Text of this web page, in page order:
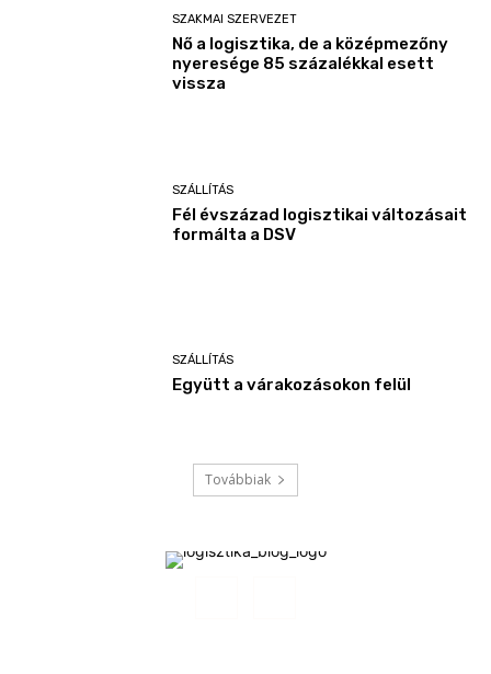
SZAKMAI SZERVEZET
Nő a logisztika, de a középmezőny
nyeresége 85 százalékkal esett
vissza
SZÁLLÍTÁS
Fél évszázad logisztikai változásait
formálta a DSV
SZÁLLÍTÁS
Együtt a várakozásokon felül
Továbbiak